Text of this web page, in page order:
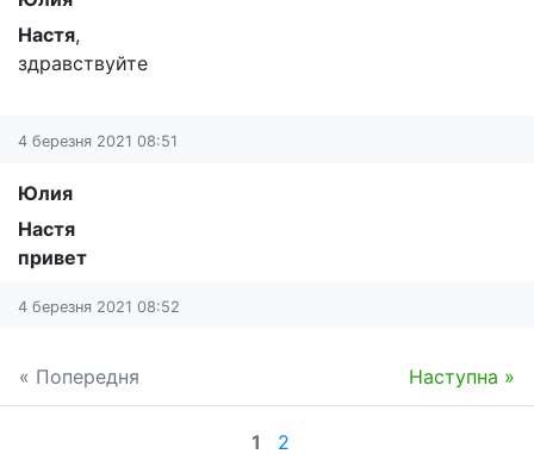
Настя,
здравствуйте
4 березня 2021 08:51
Юлия
Настя
привет
4 березня 2021 08:52
« Попередня Наступна »
1 2